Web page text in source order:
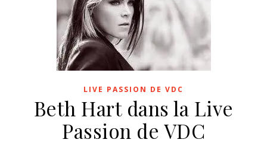
LIVE PASSION DE VDC
Beth Hart dans la Live
Passion de VDC